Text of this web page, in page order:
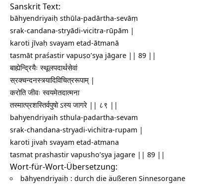
Sanskrit Text:
bāhyendriyaiḥ sthūla-padārtha-sevāṃ
srak-candana-stryādi-vicitra-rūpām |
karoti jīvaḥ svayam etad-ātmanā
tasmāt praśastir vapuṣo’sya jāgare || 89 ||
बाह्येन्द्रियैः स्थूलपदार्थसेवां
स्रक्चन्दनस्त्र्यादिविचित्ररूपाम् |
करोति जीवः स्वयमेतदात्मना
तस्मात्प्रशस्तिर्वपुषो ऽस्य जागरे || ८९ ||
bahyendriyaih sthula-padartha-sevam
srak-chandana-stryadi-vichitra-rupam |
karoti jivah svayam etad-atmana
tasmat prashastir vapusho’sya jagare || 89 ||
Wort-für-Wort-Übersetzung:
bāhyendriyaiḥ : durch die äußeren Sinnesorgane